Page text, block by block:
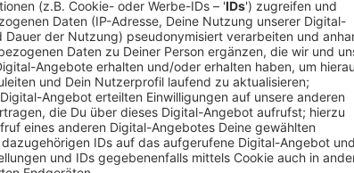
Nach einigen Singles, ihrer ersten EP,
Zoe Wees Nachrichten für alle Fans. Im November
veröffentlichen! Mit der Single "Lightning" gibt sie nun
"Lightning" ist eine Motivations- und Powerhymne, die
glauben und sich niemals unterkriegen zu lassen.
Anzeige